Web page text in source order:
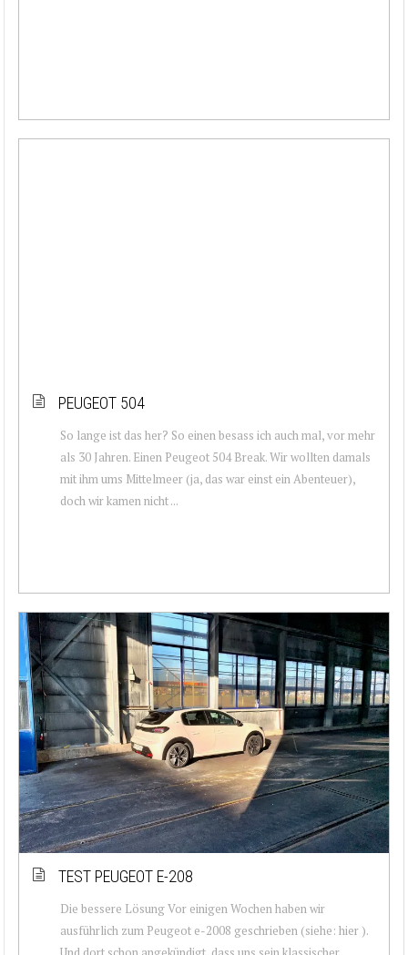
PEUGEOT 504
So lange ist das her? So einen besass ich auch mal, vor mehr
als 30 Jahren. Einen Peugeot 504 Break. Wir wollten damals
mit ihm ums Mittelmeer (ja, das war einst ein Abenteuer),
doch wir kamen nicht ...
TEST PEUGEOT E-208
Die bessere Lösung Vor einigen Wochen haben wir
ausführlich zum Peugeot e-2008 geschrieben (siehe: hier ).